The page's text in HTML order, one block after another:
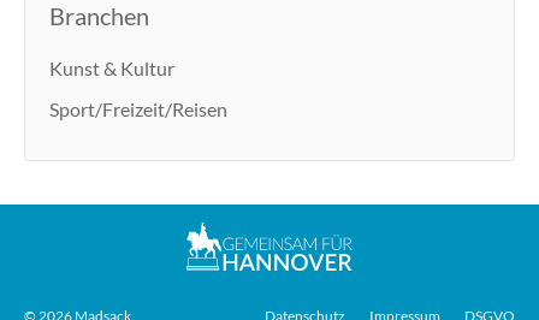
Branchen
Kunst & Kultur
Sport/Freizeit/Reisen
© 2026 Madsack Datenschutz Impressum DSGVO